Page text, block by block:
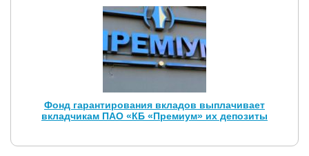
Фонд гарантирования вкладов выплачивает
вкладчикам ПАО «КБ «Премиум» их депозиты